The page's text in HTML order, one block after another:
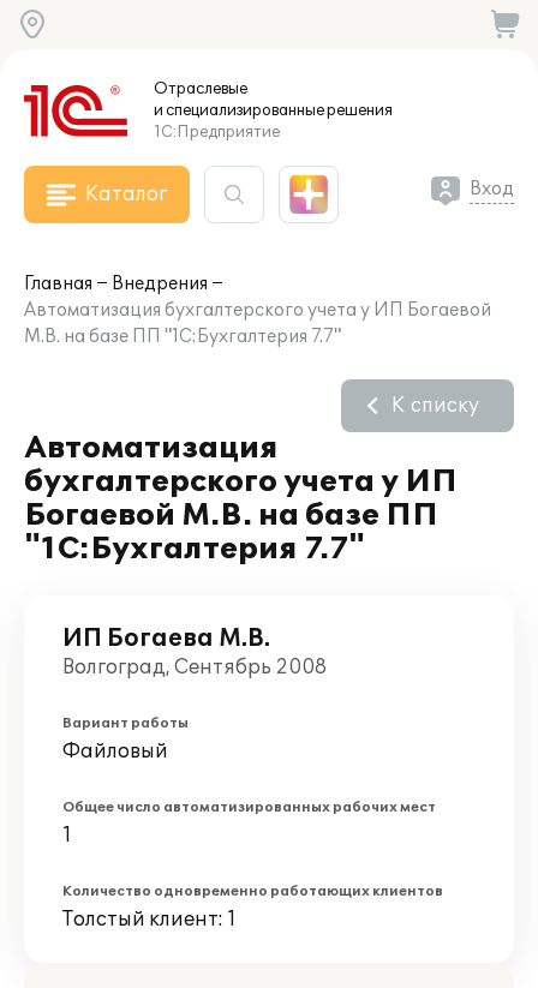
Отраслевые
и специализированныерешения
1С:Предприятие
Каталог Вход
Главная
Внедрения
Автоматизация бухгалтерского учета у ИП Богаевой
М.В. на базе ПП "1С:Бухгалтерия 7.7"
Автоматизация
бухгалтерского учета у ИП
Богаевой М.В. на базе ПП
"1С:Бухгалтерия 7.7"
К списку
ИП Богаева М.В.
Волгоград, Сентябрь 2008
Вариант работы
Файловый
Общее число автоматизированных рабочих мест
1
Количество одновременно работающих клиентов
Толстый клиент: 1